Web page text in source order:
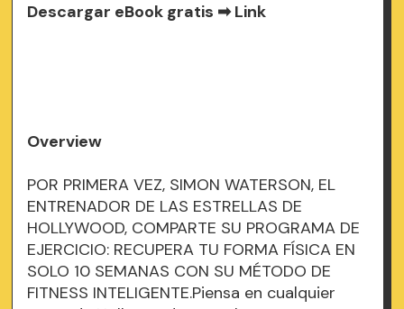
Descargar eBook gratis ➡Link
Overview
POR PRIMERA VEZ, SIMON WATERSON, EL
ENTRENADOR DE LAS ESTRELLAS DE
HOLLYWOOD, COMPARTE SU PROGRAMA DE
EJERCICIO: RECUPERA TU FORMA FÍSICA EN
SOLO 10 SEMANAS CON SU MÉTODO DE
FITNESS INTELIGENTE.Piensa en cualquier